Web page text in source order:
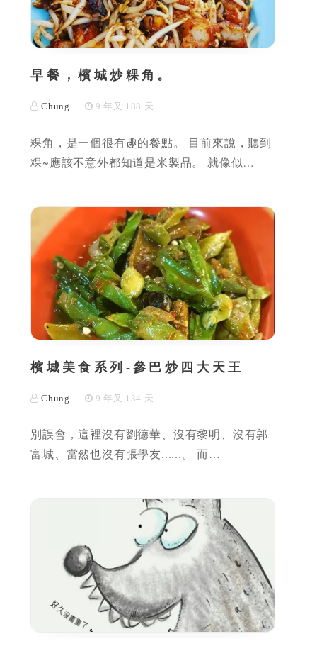
早餐，檳城炒粿角。
Chung 9 年又 188 天
粿角，是一個很有趣的餐點。 目前來說，聽到
粿~應該不意外都知道是米製品。 就像似…
檳城美食系列-參巴炒四大天王
Chung 9 年又 134 天
別誤會，這裡沒有劉德華、沒有黎明、沒有郭
富城、當然也沒有張學友......。 而…